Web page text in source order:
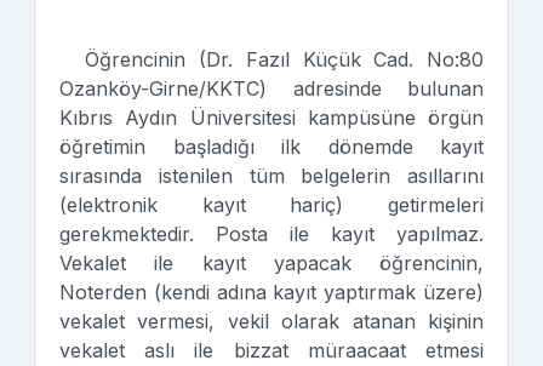
Öğrencinin (Dr. Fazıl Küçük Cad. No:80
Ozanköy-Girne/KKTC) adresinde bulunan
Kıbrıs Aydın Üniversitesi kampüsüne örgün
öğretimin başladığı ilk dönemde kayıt
sırasında istenilen tüm belgelerin asıllarını
(elektronik kayıt hariç) getirmeleri
gerekmektedir. Posta ile kayıt yapılmaz.
Vekalet ile kayıt yapacak öğrencinin,
Noterden (kendi adına kayıt yaptırmak üzere)
vekalet vermesi, vekil olarak atanan kişinin
vekalet aslı ile bizzat müraacaat etmesi